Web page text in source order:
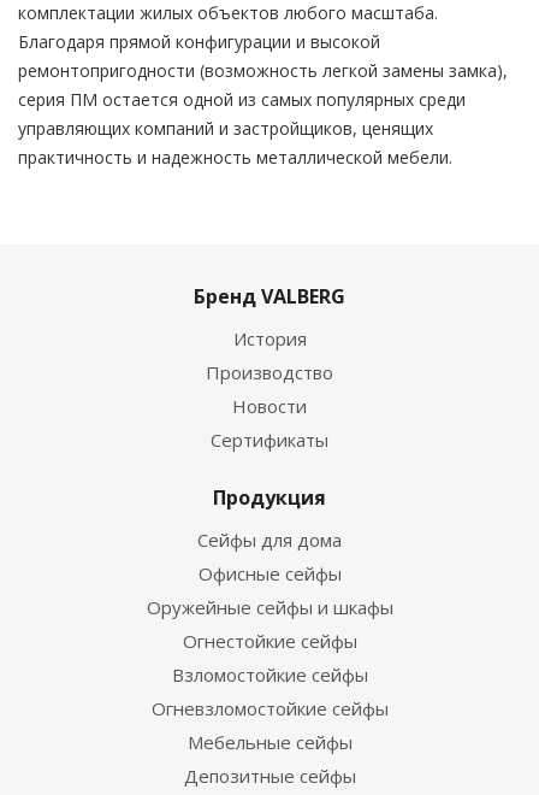
комплектации жилых объектов любого масштаба.
Благодаря прямой конфигурации и высокой
ремонтопригодности (возможность легкой замены замка),
серия ПМ остается одной из самых популярных среди
управляющих компаний и застройщиков, ценящих
практичность и надежность металлической мебели.
Бренд VALBERG
История
Производство
Новости
Сертификаты
Продукция
Сейфы для дома
Офисные сейфы
Оружейные сейфы и шкафы
Огнестойкие сейфы
Взломостойкие сейфы
Огневзломостойкие сейфы
Мебельные сейфы
Депозитные сейфы